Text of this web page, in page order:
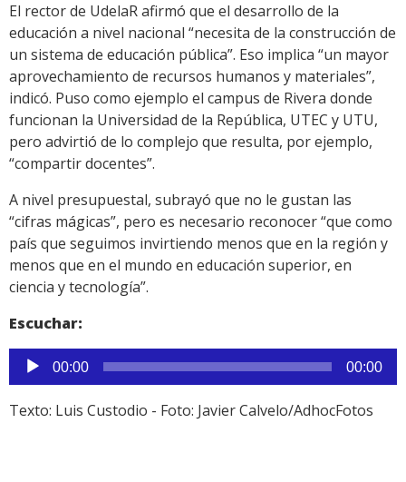
El rector de UdelaR afirmó que el desarrollo de la
educación a nivel nacional “necesita de la construcción de
un sistema de educación pública”. Eso implica “un mayor
aprovechamiento de recursos humanos y materiales”,
indicó. Puso como ejemplo el campus de Rivera donde
funcionan la Universidad de la República, UTEC y UTU,
pero advirtió de lo complejo que resulta, por ejemplo,
“compartir docentes”.
A nivel presupuestal, subrayó que no le gustan las
“cifras mágicas”, pero es necesario reconocer “que como
país que seguimos invirtiendo menos que en la región y
menos que en el mundo en educación superior, en
ciencia y tecnología”.
Escuchar:
Reproductor
de
audio
00:00 00:00
Texto: Luis Custodio - Foto: Javier Calvelo/AdhocFotos